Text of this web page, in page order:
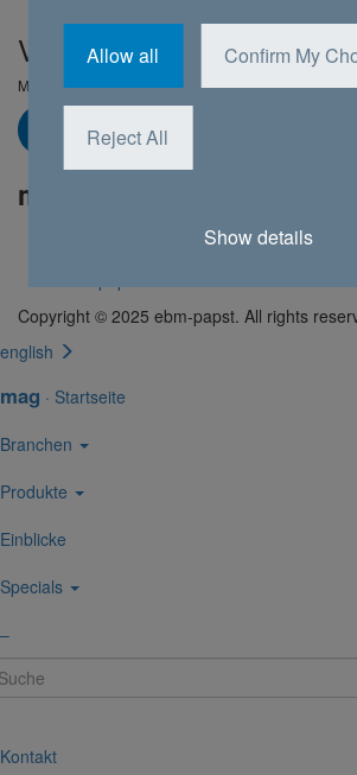
Allow all Confirm My
Reject All
Show details
Verpassen Sie keine Story!
Melden Sie sich für den ebm-papst Newsletter an.
Jetzt anmelden
mag
Copyright © 2025 ebm‑papst. All rights
english
mag · Start­seite
Bran­chen
Produkte
Einblicke
Specials
–
Kontakt